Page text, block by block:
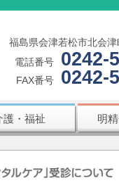
福島県会津若松市北会
電話番号
0242-
FAX番号 0242-
護・福祉 明